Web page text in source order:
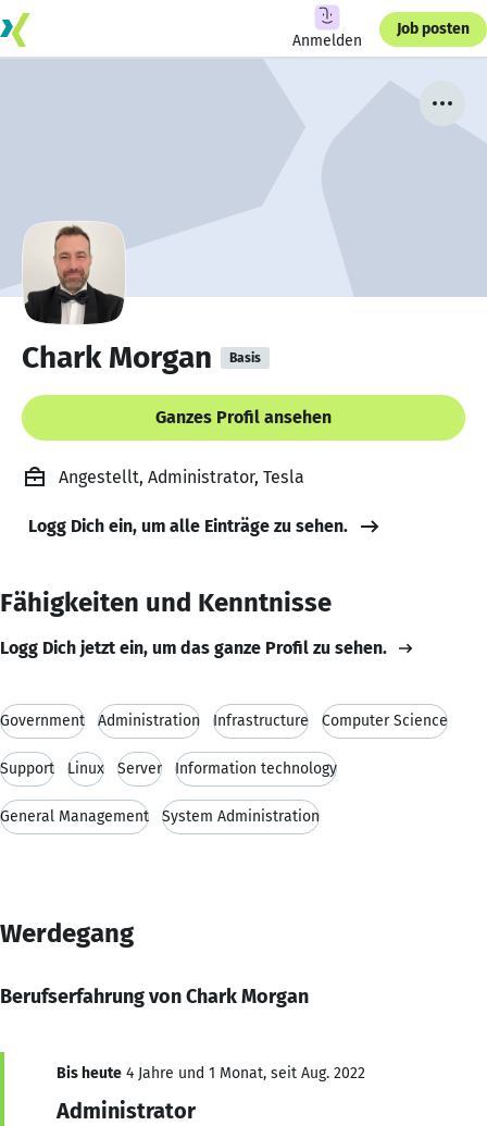
Anmelden
Job posten
Chark Morgan Basis
Ganzes Profil ansehen
Angestellt, Administrator, Tesla
Logg Dich ein, um alle Einträge zu sehen.
Fähigkeiten und Kenntnisse
Logg Dich jetzt ein, um das ganze Profil zu sehen.
Government Administration Infrastructure Computer Science
Support Linux Server Information technology
General Management System Administration
Werdegang
Berufserfahrung von Chark Morgan
Bis heute 4 Jahre und 1 Monat, seit Aug. 2022
Administrator